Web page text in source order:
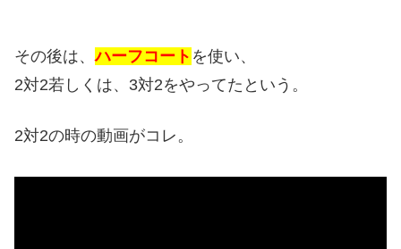
その後は、ハーフコート を使い、
2対2若しくは、3対2をやってたという。
2対2の時の動画がコレ。